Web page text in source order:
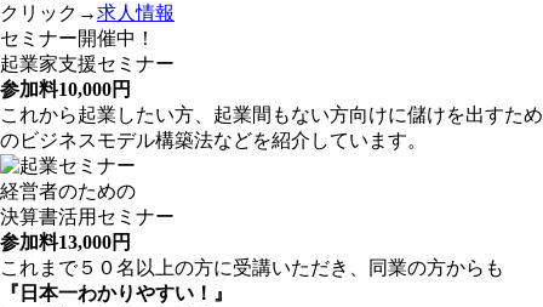
クリック→求人情報
セミナー開催中！
起業家支援セミナー
参加料10,000円
これから起業したい方、起業間もない方向けに儲けを出すため
のビジネスモデル構築法などを紹介しています。
経営者のための
決算書活用セミナー
参加料13,000円
これまで５０名以上の方に受講いただき、同業の方からも
『日本一わかりやすい！』